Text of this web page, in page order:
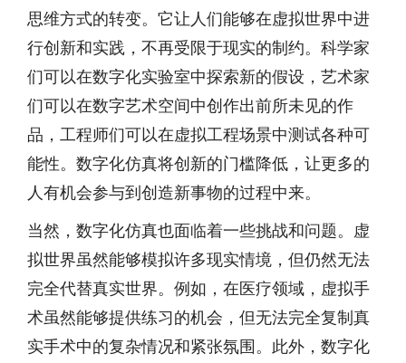
思维方式的转变。它让人们能够在虚拟世界中进
行创新和实践，不再受限于现实的制约。科学家
们可以在数字化实验室中探索新的假设，艺术家
们可以在数字艺术空间中创作出前所未见的作
品，工程师们可以在虚拟工程场景中测试各种可
能性。数字化仿真将创新的门槛降低，让更多的
人有机会参与到创造新事物的过程中来。
当然，数字化仿真也面临着一些挑战和问题。虚
拟世界虽然能够模拟许多现实情境，但仍然无法
完全代替真实世界。例如，在医疗领域，虚拟手
术虽然能够提供练习的机会，但无法完全复制真
实手术中的复杂情况和紧张氛围。此外，数字化